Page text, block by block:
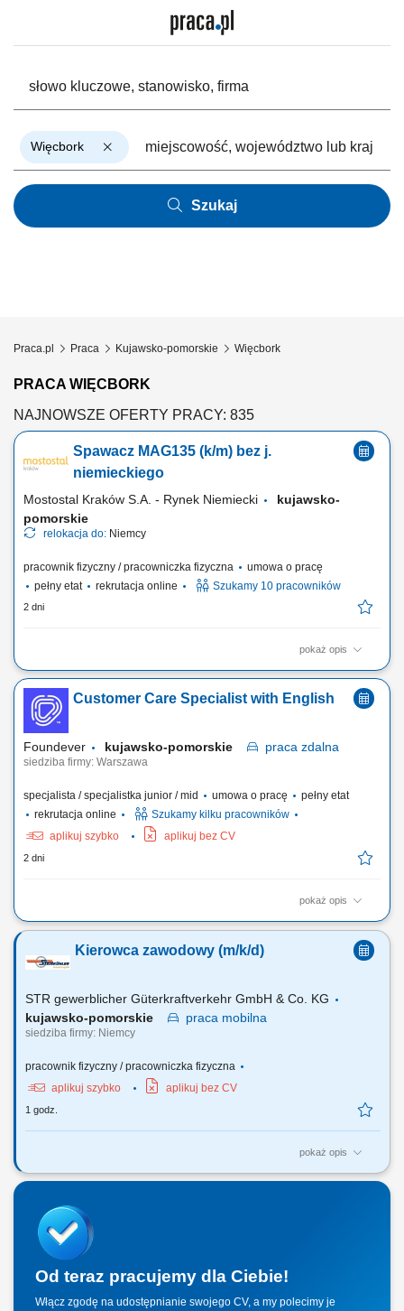
Więcbork
Szukaj
Praca.pl Praca Kujawsko-pomorskie Więcbork
PRACA WIĘCBORK
NAJNOWSZE OFERTY PRACY: 835
Spawacz MAG135 (k/m) bez j.
niemieckiego
Mostostal Kraków S.A. - Rynek Niemiecki
kujawsko-
pomorskie
relokacja do: Niemcy
pracownik fizyczny / pracowniczka fizyczna
umowa o pracę
pełny etat
rekrutacja online Szukamy 10 pracowników
2 dni
pokaż opis
Zakres obowiązków Spawanie konstrukcji stalowych (MAG 135),
Spawanie spoin pachwinowych i czołowych w różnych pozycjach.
Customer Care Specialist with English
Foundever kujawsko-pomorskie praca zdalna
siedziba firmy: Warszawa
specjalista / specjalistka junior / mid umowa o pracę
pełny etat
rekrutacja online
Szukamy kilku pracowników
aplikuj szybko
aplikuj bez CV
2 dni
pokaż opis
Location: Gdańsk or Warsaw, Poland Contract type: Fixed-term contract
responsibilities Provide premium customer care. Support customers with
product-related questions, orders, account inquiries, and general
Kierowca zawodowy (m/k/d)
STR gewerblicher Güterkraftverkehr GmbH & Co. KG
kujawsko-pomorskie
praca mobilna
siedziba firmy: Niemcy
pracownik fizyczny / pracowniczka fizyczna
aplikuj szybko
aplikuj bez CV
1 godz.
pokaż opis
Twoje obowiązki Przeprowadzanie załadunku i rozładunku;
(silos/cysterna) Utrzymanie pojazdu wewnątrz i na zewnątrz;
Od teraz pracujemy dla Ciebie!
Włącz zgodę na udostępnianie swojego CV, a my polecimy je